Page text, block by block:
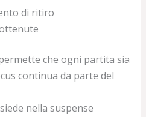
di ritiro
che ogni partita sia
continua da parte del
nella suspense